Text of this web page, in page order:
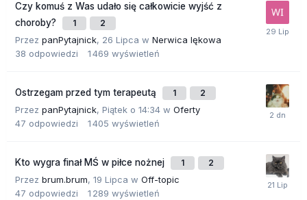
Czy komuś z Was udało się całkowicie wyjść z
choroby?
1 2
Przez panPytajnick, 26 Lipca w Nerwica lękowa
38 odpowiedzi 1 469 wyświetleń
Ostrzegam przed tym terapeutą 1 2
Przez panPytajnick, Piątek o 14:34 w Oferty
47 odpowiedzi 1 405 wyświetleń
Kto wygra finał MŚ w piłce nożnej 1 2
Przez brum.brum, 19 Lipca w Off-topic
47 odpowiedzi 1 289 wyświetleń